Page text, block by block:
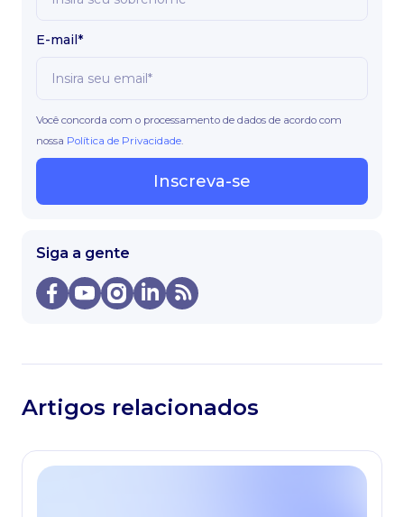
E-mail*
Você concorda com o processamento de dados de acordo com
nossa Política de Privacidade.
Inscreva-se
Siga a gente
Artigos relacionados